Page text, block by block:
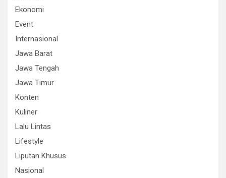
Ekonomi
Event
Internasional
Jawa Barat
Jawa Tengah
Jawa Timur
Konten
Kuliner
Lalu Lintas
Lifestyle
Liputan Khusus
Nasional